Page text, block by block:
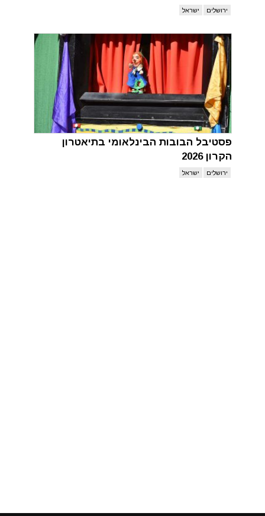
ירושלים ישראל
פסטיבל הבובות הבינלאומי בתיאטרון
הקרון 2026
ירושלים ישראל